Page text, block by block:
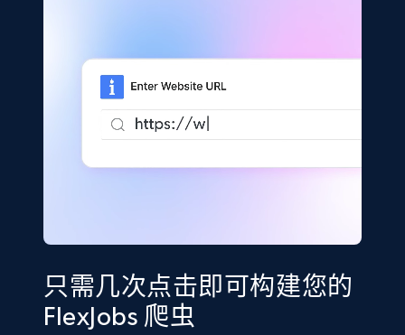
只需几次点击即可构建您的
FlexJobs 爬虫